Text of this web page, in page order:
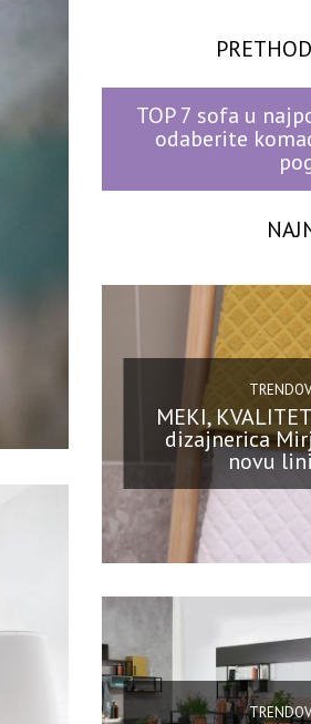
TOP 7 sofa u
odaberite
MEKI,
dizajnerica
novu